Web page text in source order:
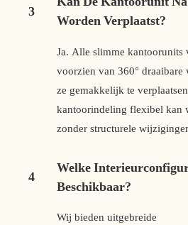
3
Worden Verplaatst?
Ja. Alle slimme kantoorunits
voorzien van 360° draaibare
ze gemakkelijk te
kantoorindeling flexibel kan
zonder structurele
4
Welke
Beschikbaar?
Wij bieden uitgebreide